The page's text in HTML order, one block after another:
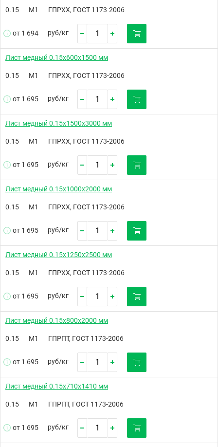
0.15 М1 ГПРХХ, ГОСТ 1173-2006
от 1 694 руб/кг
Лист медный 0.15х600х1500 мм
0.15 М1 ГПРХХ, ГОСТ 1173-2006
от 1 695 руб/кг
Лист медный 0.15х1500х3000 мм
0.15 М1 ГПРХХ, ГОСТ 1173-2006
от 1 695 руб/кг
Лист медный 0.15х1000х2000 мм
0.15 М1 ГПРХХ, ГОСТ 1173-2006
от 1 695 руб/кг
Лист медный 0.15х1250х2500 мм
0.15 М1 ГПРХХ, ГОСТ 1173-2006
от 1 695 руб/кг
Лист медный 0.15х800х2000 мм
0.15 М1 ГПРПТ, ГОСТ 1173-2006
от 1 695 руб/кг
Лист медный 0.15х710х1410 мм
0.15 М1 ГПРПТ, ГОСТ 1173-2006
от 1 695 руб/кг